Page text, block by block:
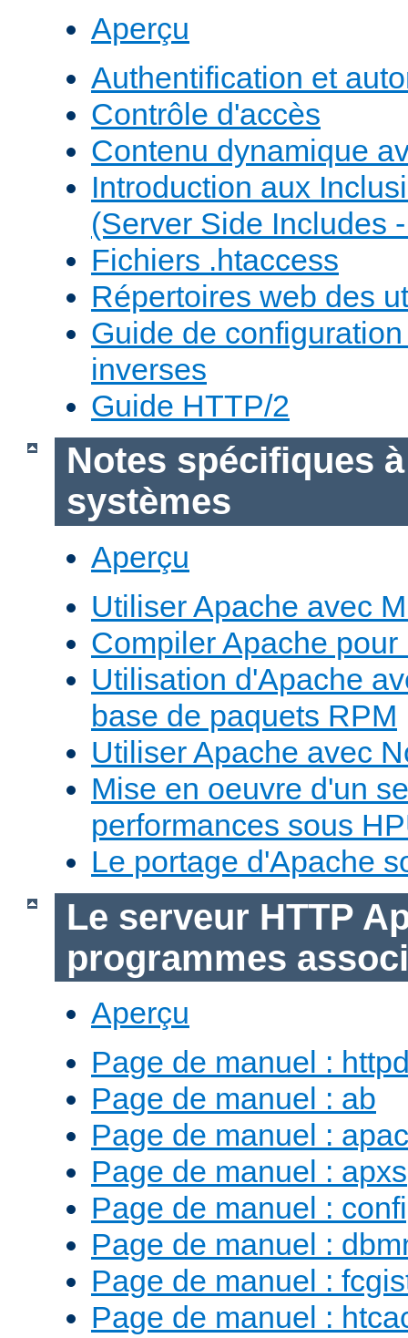
Aperçu
Authentification et
Contrôle d'accès
Contenu dynamique
Introduction aux
(Server Side Includes
Fichiers .htaccess
Répertoires web des
Guide de
inverses
Guide HTTP/2
Notes spécifiques
systèmes
Aperçu
Utiliser Apache avec
Compiler Apache
Utilisation d'Apache
base de paquets RPM
Utiliser Apache avec
Mise en oeuvre d'un
performances sous
Le portage d'Apache
Le serveur HTTP
programmes
Aperçu
Page de manuel :
Page de manuel : ab
Page de manuel :
Page de manuel : apxs
Page de manuel :
Page de manuel :
Page de manuel :
Page de manuel :